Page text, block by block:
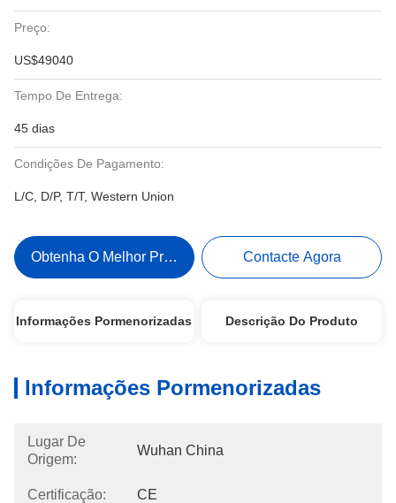
Preço:
US$49040
Tempo De Entrega:
45 dias
Condições De Pagamento:
L/C, D/P, T/T, Western Union
Obtenha O Melhor Preço Contacte Agora
Informações Pormenorizadas Descrição Do Produto
Informações Pormenorizadas
Lugar De
Origem:
Wuhan China
Certificação: CE